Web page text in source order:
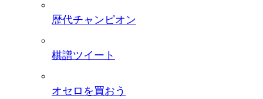
歴代チャンピオン
棋譜ツイート
オセロを買おう